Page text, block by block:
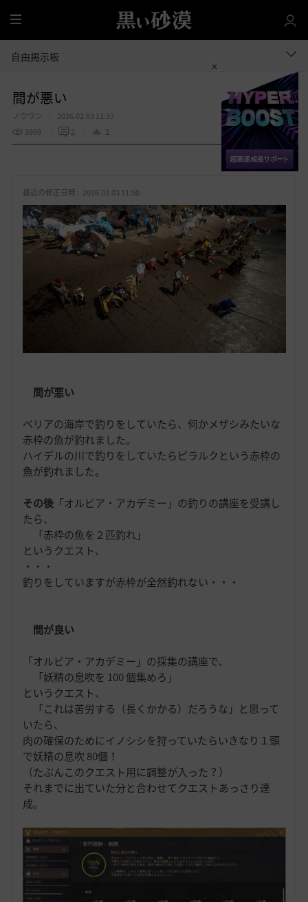
全
体
自由掲示板
間が悪い
ノウワン
2026.02.03 11:37
3999
2 2
お
入
り
共有する
最近の修正日時 : 2026.02.03 11:50
間が悪い
ベリアの海岸で釣りをしていたら、何かメザシみたいな
赤枠の魚が釣れました。
ハイデルの川で釣りをしていたらピラルクという赤枠の
魚が釣れました。
その後「オルビア・アカデミー」の釣りの講座を受講し
たら、
「赤枠の魚を２匹釣れ」
というクエスト、
・・・
釣りをしていますが赤枠が全然釣れない・・・
間が良い
「オルビア・アカデミー」の採集の講座で、
「妖精の息吹を 100 個集めろ」
というクエスト、
「これは苦労する（長くかかる）だろうな」と思って
いたら、
肉の確保のためにイノシシを狩っていたらいきなり１頭
で妖精の息吹 80個！
（たぶんこのクエスト用に調整が入った？）
それまでに出ていた分と合わせてクエストあっさり達
成。